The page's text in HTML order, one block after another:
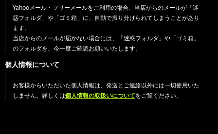
Yahooメール・フリーメールをご利用の場合、当店からのメールが「迷
惑フォルダ」や「ゴミ箱」に、自動で振り分けられてしまうことがあり
ます。
当店からのメールが届かない場合には、「迷惑フォルダ」や「ゴミ箱」
のフォルダを、今一度ご確認お願いいたします。
個人情報について
お客様からいただいた個人情報は、発送とご連絡以外には一切使用いた
しません。詳しくは個人情報の取扱いについてをご覧ください。